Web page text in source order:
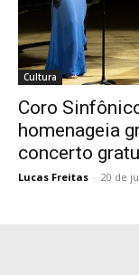
Cultura
Coro
homenageia
concerto
Lucas Freitas - 20 de